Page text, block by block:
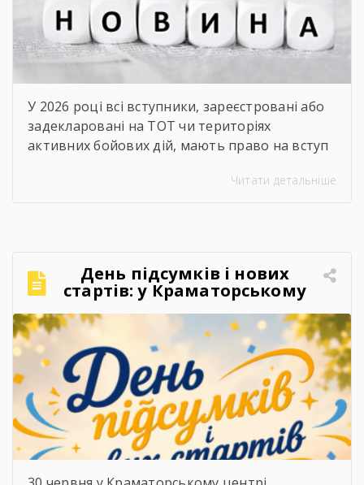
У 2026 році всі вступники, зареєстровані або
задекларовані на ТОТ чи територіях
активних бойових дій, мають право на вступ
участь в окремому конкурсі на бюджетні
Читати детальніше
День підсумків і нових
стартів: у Краматорському
центрі ПТО завершили 2025–
2026 навчальний рік